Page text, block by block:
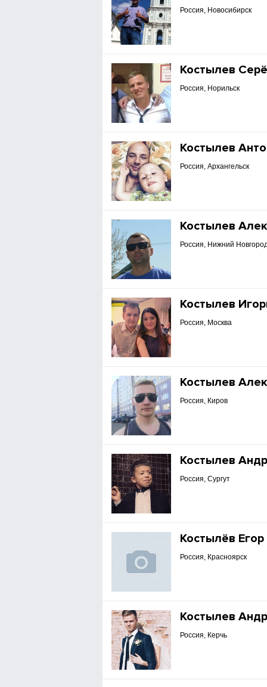
Россия, Новосибирск
Костылев
Россия, Норильск
Костылев
Россия, Архангельск
Костылев
Россия, Нижний
Костылев
Россия, Москва
Костылев
Россия, Киров
Костылев
Россия, Сургут
Костылёв Егор
Россия, Красноярск
Костылев
Россия, Керчь